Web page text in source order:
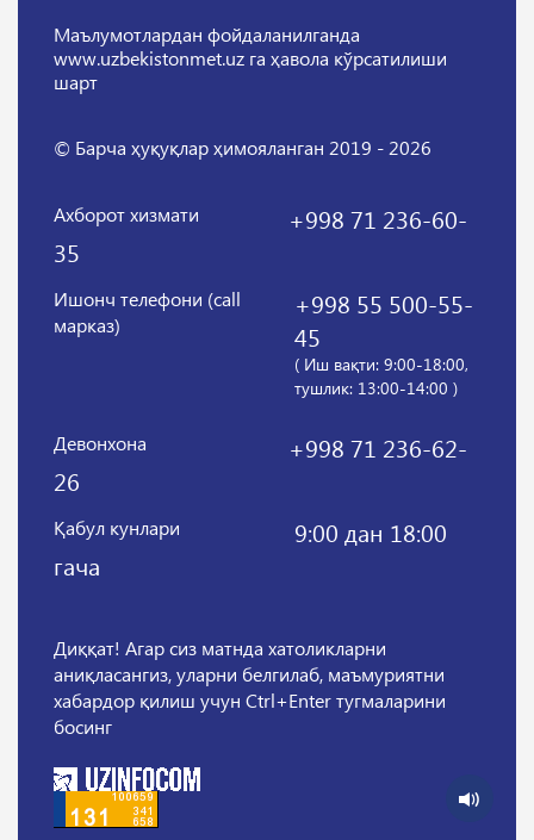
Маълумотлардан фойдаланилганда
www.uzbekistonmet.uz га ҳавола кўрсатилиши
шарт
© Барча ҳуқуқлар ҳимояланган 2019 - 2026
Ахборот хизмати
+998 71 236-60-
35
Ишонч телефони (call
марказ)
+998 55 500-55-
45
( Иш вақти: 9:00-18:00,
тушлик: 13:00-14:00 )
Девонхона
+998 71 236-62-
26
Қабул кунлари
9:00 дан 18:00
гача
Диққат! Агар сиз матнда хатоликларни
аниқласангиз, уларни белгилаб, маъмуриятни
хабардор қилиш учун Ctrl+Enter тугмаларини
босинг